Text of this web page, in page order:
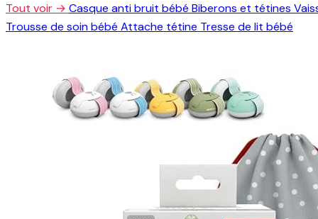
Tout voir → Casque anti bruit bébé Biberons et tétines
Trousse de soin bébé Attache tétine Tresse de lit bébé